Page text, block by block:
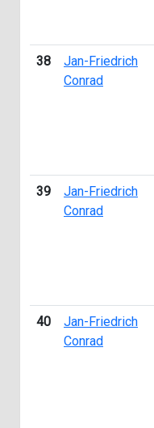
38
Jan-Friedrich
Conrad
39
Jan-Friedrich
Conrad
40
Jan-Friedrich
Conrad